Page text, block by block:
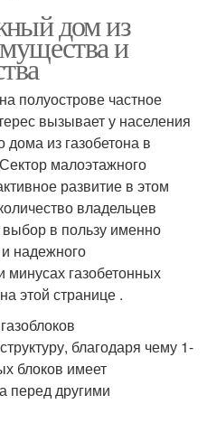
дом из
и
полуострове частное
вызывает у населения
дома из газобетона в
малоэтажного
развитие в этом
владельцев
в пользу именно
и надежного
газобетонных
этой странице .
благодаря чему 1-
блоков имеет
перед другими